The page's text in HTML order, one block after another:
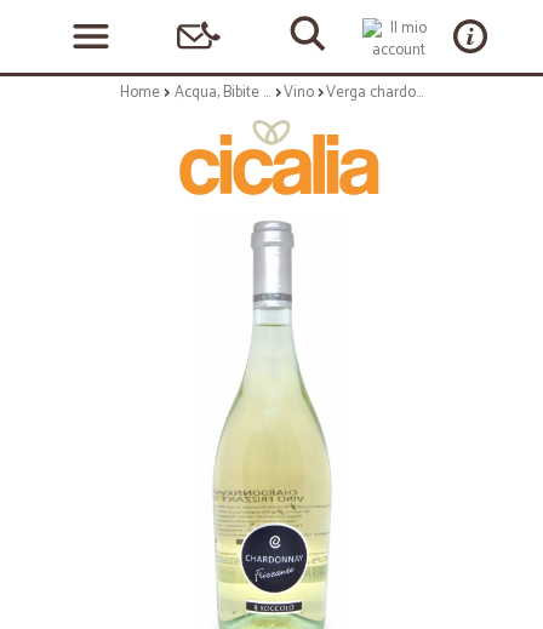
Home Acqua, Bibite e Alcolici Vino Verga chardonnay frizzante il roccolo cl.75